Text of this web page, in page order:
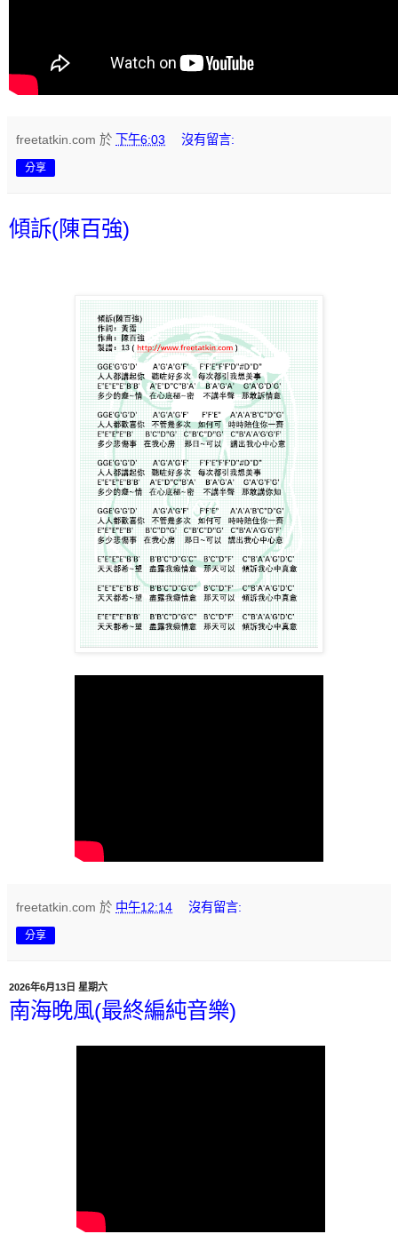
freetatkin.com 於 下午6:03 沒有留言:
分享
傾訴(陳百強)
freetatkin.com 於 中午12:14 沒有留言:
分享
2026年6月13日 星期六
南海晚風(最終編純音樂)